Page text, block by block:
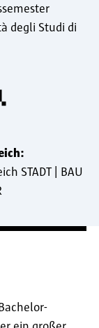
degli Studi di
STADT | BAU